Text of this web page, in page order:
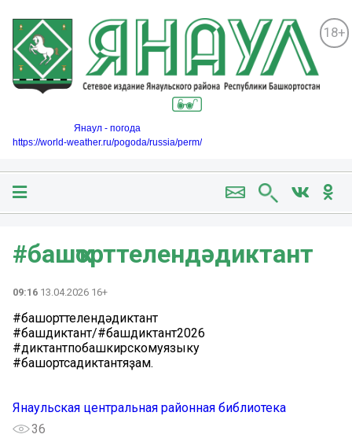
18+
Янаул - погода
https://world-weather.ru/pogoda/russia/perm/
#башҡорттелендəдиктант
09:16 13.04.2026 16+
#башҡорттелендəдиктант
#башдиктант/#башдиктант2026
#диктантпобашкирскомуязыку
#башҡортсадиктантяҙам.
Янаульская центральная районная библиотека
36